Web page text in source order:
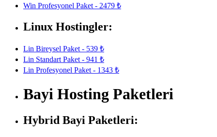
Win Profesyonel Paket - 2479 ₺
Linux Hostingler:
Lin Bireysel Paket - 539 ₺
Lin Standart Paket - 941 ₺
Lin Profesyonel Paket - 1343 ₺
Bayi Hosting Paketleri
Hybrid Bayi Paketleri: